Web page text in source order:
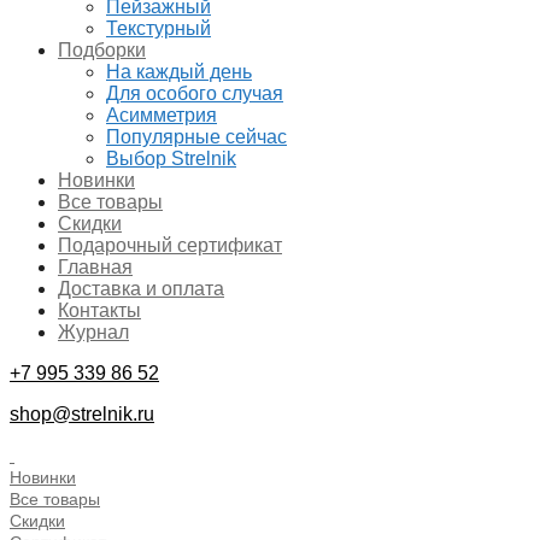
Пейзажный
Текстурный
Подборки
На каждый день
Для особого случая
Асимметрия
Популярные сейчас
Выбор Strelnik
Новинки
Все товары
Скидки
Подарочный сертификат
Главная
Доставка и оплата
Контакты
Журнал
+7 995 339 86 52
shop@strelnik.ru
Новинки
Все товары
Скидки